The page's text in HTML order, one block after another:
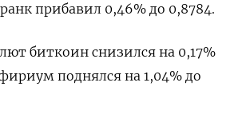
прибавил 0,46% до 0,8784​.
биткоин снизился на 0,17%
поднялся на 1,04% до